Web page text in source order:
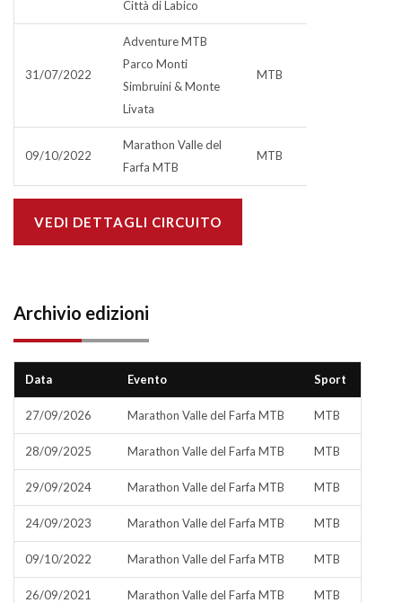
Città di Labico
31/07/2022
Adventure MTB
Parco Monti
Simbruini & Monte
Livata
MTB
09/10/2022
Marathon Valle del
Farfa MTB
MTB
VEDI DETTAGLI CIRCUITO
Archivio edizioni
Data Evento Sport
27/09/2026 Marathon Valle del Farfa MTB MTB
28/09/2025 Marathon Valle del Farfa MTB MTB
29/09/2024 Marathon Valle del Farfa MTB MTB
24/09/2023 Marathon Valle del Farfa MTB MTB
09/10/2022 Marathon Valle del Farfa MTB MTB
26/09/2021 Marathon Valle del Farfa MTB MTB